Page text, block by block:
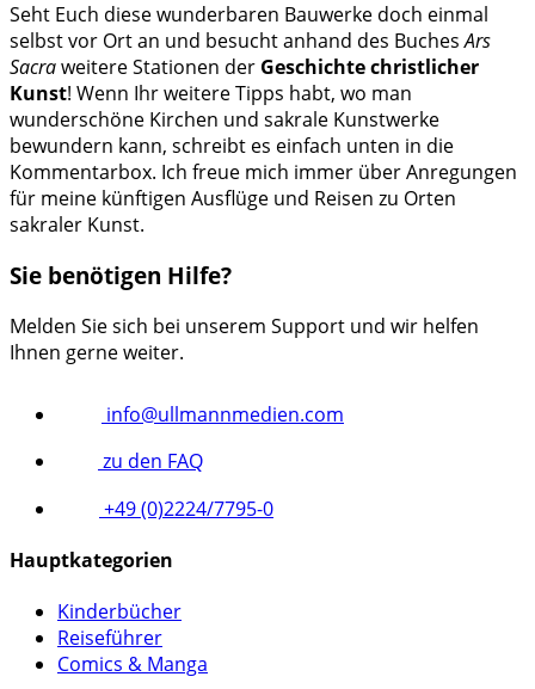
Seht Euch diese wunderbaren Bauwerke doch einmal
selbst vor Ort an und besucht anhand des BuchesArs
Sacraweitere Stationen der Geschichte christlicher
Kunst! Wenn Ihr weitere Tipps habt, wo man
wunderschöne Kirchen und sakrale Kunstwerke
bewundern kann, schreibt es einfach unten in die
Kommentarbox. Ich freue mich immer über Anregungen
für meine künftigen Ausflüge und Reisen zu Orten
sakraler Kunst.
Sie benötigen Hilfe?
Melden Sie sich bei unserem Support und wir helfen
Ihnen gerne weiter.
info@ullmannmedien.com
zu den FAQ
+49 (0)2224/7795-0
Hauptkategorien
Kinderbücher
Reiseführer
Comics & Manga